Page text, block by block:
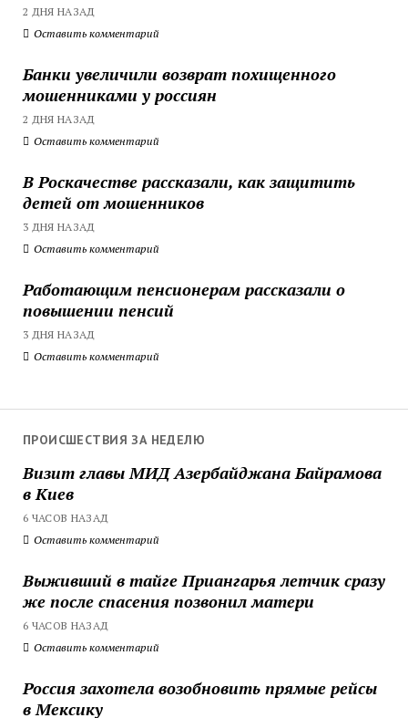
2 ДНЯ НАЗАД
Оставить комментарий
Банки увеличили возврат похищенного
мошенниками у россиян
2 ДНЯ НАЗАД
Оставить комментарий
В Роскачестве рассказали, как защитить
детей от мошенников
3 ДНЯ НАЗАД
Оставить комментарий
Работающим пенсионерам рассказали о
повышении пенсий
3 ДНЯ НАЗАД
Оставить комментарий
ПРОИСШЕСТВИЯ ЗА НЕДЕЛЮ
Визит главы МИД Азербайджана Байрамова
в Киев
6 ЧАСОВ НАЗАД
Оставить комментарий
Выживший в тайге Приангарья летчик сразу
же после спасения позвонил матери
6 ЧАСОВ НАЗАД
Оставить комментарий
Россия захотела возобновить прямые рейсы
в Мексику